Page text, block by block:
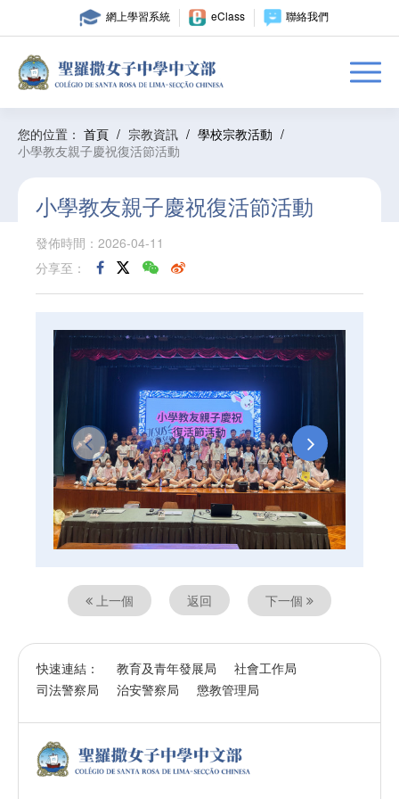
網上學習系統 eClass 聯絡我們
您的位置： 首頁 / 宗教資訊 / 學校宗教活動 /
小學教友親子慶祝復活節活動
小學教友親子慶祝復活節活動
發佈時間：2026-04-11
分享至：
上一個 返回 下一個
快速連結： 教育及青年發展局
社會工作局
司法警察局
治安警察局 懲教管理局